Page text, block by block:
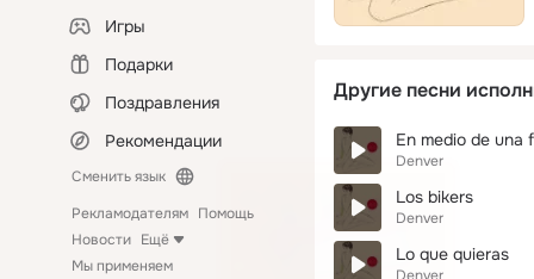
Игры
Подарки
Поздравления
Рекомендации
Сменить язык
Рекламодателям Помощь
Новости Ещё
Мы применяем
Другие песни
En medio de una
Denver
Los bikers
Denver
Lo que quieras